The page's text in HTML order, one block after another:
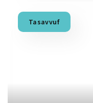
Tasavvuf